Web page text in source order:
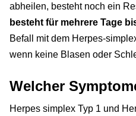
abheilen, besteht noch ein
besteht für mehrere Tage
Befall mit dem Herpes-
wenn keine Blasen oder
Welcher
Herpes simplex Typ 1 und